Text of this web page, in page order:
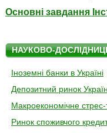
Основні завдання
НАУКОВО-
Іноземні банки в Україні
Депозитний ринок
Макроекономічне стрес-
Ринок споживчого